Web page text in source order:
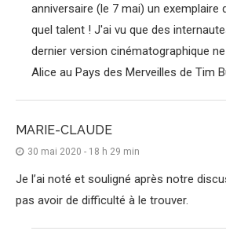
anniversaire (le 7 mai) un exemplaire
quel talent ! J'ai vu que des
dernier version cinématographique
Alice au Pays des Merveilles de Tim
MARIE-CLAUDE
30 mai 2020 - 18 h 29 min
Je l’ai noté et souligné après notre
pas avoir de difficulté à le trouver.